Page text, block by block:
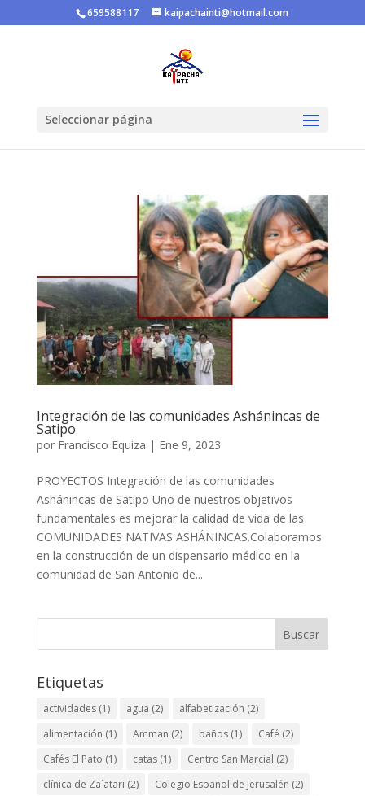
659588117 kaipachainti@hotmail.com
Seleccionar página
Integración de las comunidades Ashánincas de
Satipo
por Francisco Equiza | Ene 9, 2023
PROYECTOS Integración de las comunidades
Ashánincas de Satipo Uno de nuestros objetivos
fundamentales es mejorar la calidad de vida de las
COMUNIDADES NATIVAS ASHÁNINCAS.Colaboramos
en la construcción de un dispensario médico en la
comunidad de San Antonio de...
Buscar
Etiquetas
actividades(1) agua (2) alfabetización (2)
alimentación (1) Amman (2) baños(1) Café (2)
Cafés El Pato (1) catas(1) Centro San Marcial (2)
clínica de Za´atari (2) Colegio Español de Jerusalén (2)